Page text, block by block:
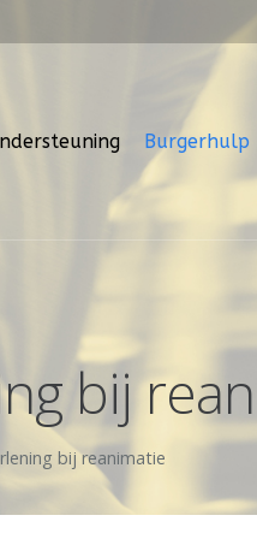
Burgerhulp
bij
bij reanimatie